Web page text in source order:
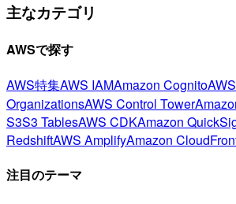
主なカテゴリ
AWSで探す
AWS特集AWS IAMAmazon Cognito
OrganizationsAWS Control Tower
S3S3 TablesAWS CDKAmazon
RedshiftAWS AmplifyAmazon
注目のテーマ